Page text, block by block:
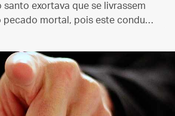
santo exortava que se livrassem
pecado mortal, pois este conduz